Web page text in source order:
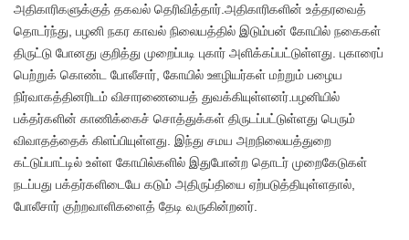
அதிகாரிகளுக்குத் தகவல் தெரிவித்தார்.அதிகாரிகளின் உத்தரவைத்
தொடர்ந்து, பழனி நகர காவல் நிலையத்தில் இடும்பன் கோயில் நகைகள்
திருட்டு போனது குறித்து முறைப்படி புகார் அளிக்கப்பட்டுள்ளது. புகாரைப்
பெற்றுக் கொண்ட போலீசார், கோயில் ஊழியர்கள் மற்றும் பழைய
நிர்வாகத்தினரிடம் விசாரணையைத் துவக்கியுள்ளனர்.பழனியில்
பக்தர்களின் காணிக்கைச் சொத்துக்கள் திருடப்பட்டுள்ளது பெரும்
விவாதத்தைக் கிளப்பியுள்ளது. இந்து சமய அறநிலையத்துறை
கட்டுப்பாட்டில் உள்ள கோயில்களில் இதுபோன்ற தொடர் முறைகேடுகள்
நடப்பது பக்தர்களிடையே கடும் அதிருப்தியை ஏற்படுத்தியுள்ளதால்,
போலீசார் குற்றவாளிகளைத் தேடி வருகின்றனர்.